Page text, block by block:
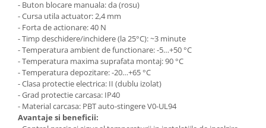
Mobila living
Comode
Mese cafea si decorative
Rafturi si biblioteci
Tabureti si fotolii
- Buton blocare manuala: da (rosu)
- Cursa utila actuator: 2,4 mm
- Forta de actionare: 40 N
- Timp deschidere/inchidere (la 25°C): ~3 minute
- Temperatura ambient de functionare: -5…+50 °C
- Temperatura maxima suprafata montaj: 90 °C
- Temperatura depozitare: -20…+65 °C
- Clasa protectie electrica: II (dublu izolat)
- Grad protectie carcasa: IP40
- Material carcasa: PBT auto-stingere V0-UL94
Avantaje si beneficii: